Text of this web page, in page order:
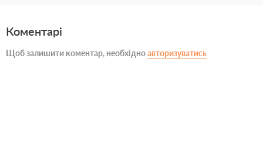
Коментарі
Щоб залишити коментар, необхідноавторизуватись